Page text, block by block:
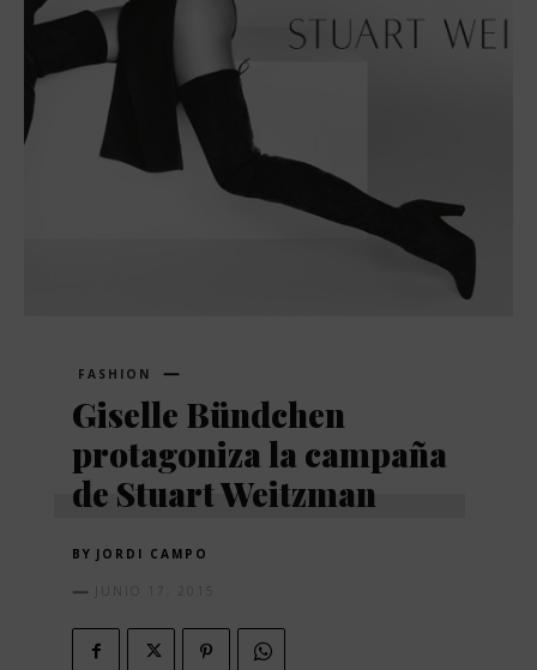
FASHION
Giselle Bündchen
protagoniza la campaña
de Stuart Weitzman
BY JORDI CAMPO
JUNIO 17, 2015